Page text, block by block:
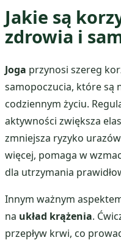
Jakie są
zdrowia i
Joga przynosi szereg
samopoczucia, które są
codziennym życiu.
aktywności zwiększa
zmniejsza ryzyko
więcej, pomaga w
dla utrzymania
Innym ważnym
na układ krążenia.
przepływ krwi, co